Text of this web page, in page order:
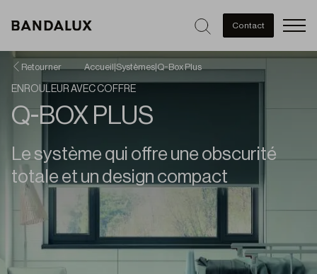
Contact
Retourner Accueil Systèmes Q-Box Plus
ENROULEUR AVEC COFFRE
Q-BOX PLUS
Le système qui offre une obscurité
totale et un design compact